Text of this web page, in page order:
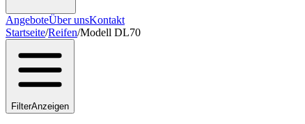
AngeboteÜber unsKontakt
Startseite/Reifen/Modell DL70
FilterAnzeigen